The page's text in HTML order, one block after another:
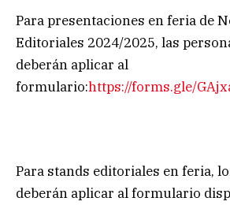
Para presentaciones en feria de
Editoriales 2024/2025, las
deberán aplicar al
formulario:https://forms.gle/
Para stands editoriales en feria,
deberán aplicar al formulario